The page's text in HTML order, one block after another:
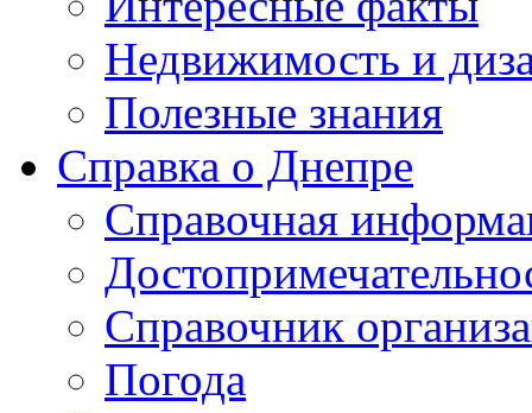
Недвижимость и
Полезные знания
Справка о Днепре
Справочная
Справочник
Погода